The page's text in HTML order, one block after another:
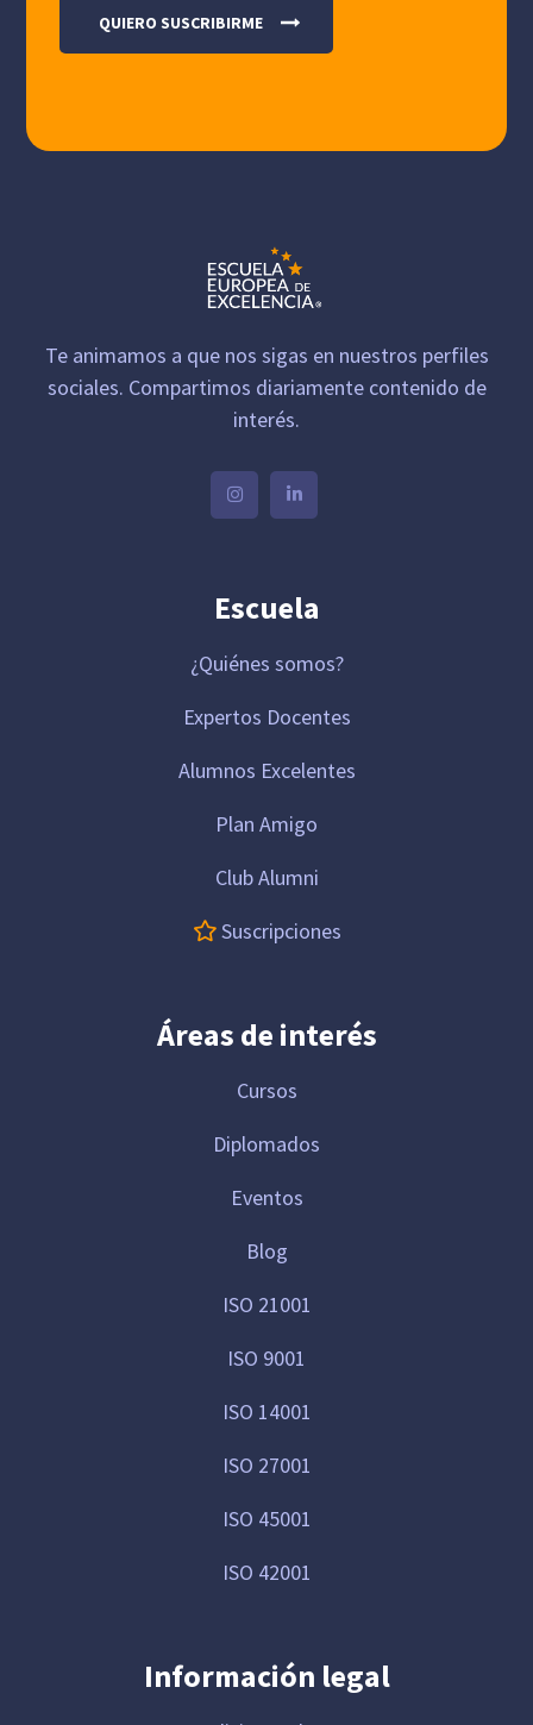
Te animamos a que nos sigas en nuestros perfiles
sociales. Compartimos diariamente contenido de
interés.
Escuela
¿Quiénes somos?
Expertos Docentes
Alumnos Excelentes
Plan Amigo
Club Alumni
Suscripciones
Áreas de interés
Cursos
Diplomados
Eventos
Blog
ISO 21001
ISO 9001
ISO 14001
ISO 27001
ISO 45001
ISO 42001
Información legal